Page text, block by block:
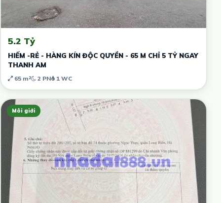
5.2 Tỷ
HIẾM -RẺ - HÀNG KÍN ĐỘC QUYỀN - 65 M CHỈ 5 TỶ NGAY
THANH AM
65 m² 2 PN 1 WC
Môi giới